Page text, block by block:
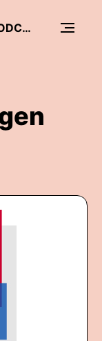
WÜSTENROT STIFTUNG PODCAST